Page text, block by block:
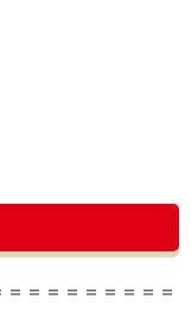
＝＝＝＝＝＝＝＝